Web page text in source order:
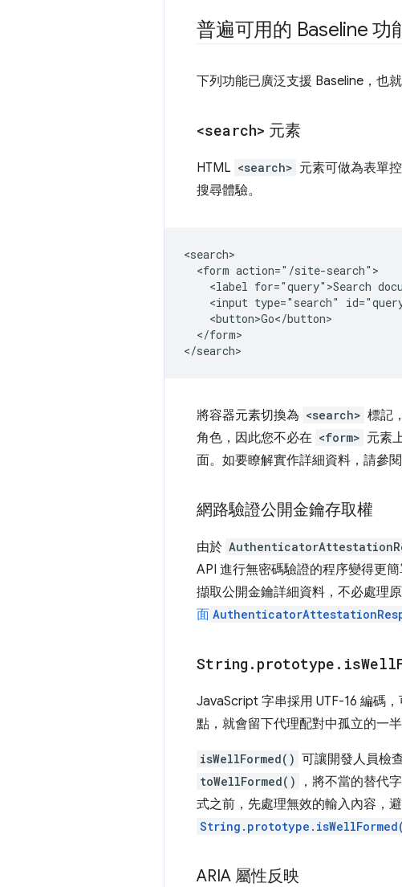
普遍可用的 Baseline 功
下列功能已廣泛支援 Baseline，也
<search> 元素
HTML <search> 元素可做為表單
搜尋體驗。
<search>
  <form action="/site-search">
<label for="query">Search
<input type="search"
    <button>Go</button>
  </form>
將容器元素切換為 <search> 標記
角色，因此您不必在 <form> 元素
面。如要瞭解實作詳細資料，請參閱
網路驗證公開金鑰存取權
由於
API 進行無密碼驗證的程序變得更
擷取公開金鑰詳細資料，不必處理
面
String . prototype . isWell
JavaScript 字串採用 UTF-16 編碼
點，就會留下代理配對中孤立的一
isWellFormed() 可讓開發人員檢
toWellFormed() ，將不當的替代
式之前，先處理無效的輸入內容，
ARIA 屬性反映